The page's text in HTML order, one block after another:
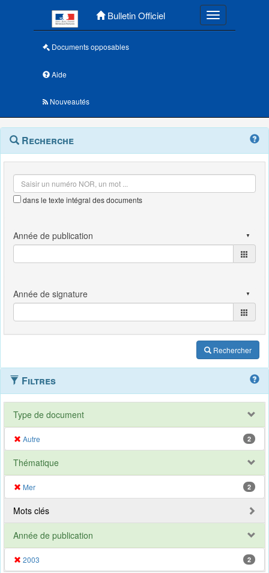
Bulletin Officiel Toggle
Documents opposables
Aide
Nouveautés
Navigation
outils
Menu
contextuel
Recherche
dans le texte intégral des documents
Rechercher
Filtres
Type de document
Autre 2
Thématique
Mer 2
Mots clés
Année de publication
2003 2